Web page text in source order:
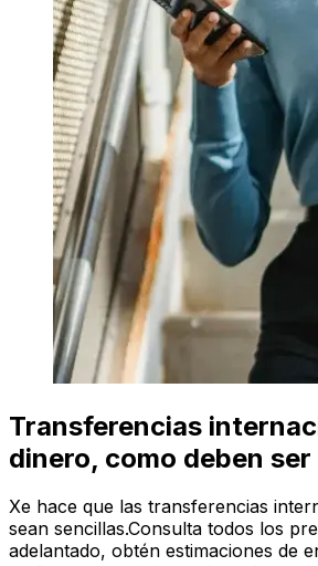
Transferencias
dinero, como deben ser
Xe hace que las transferencias
sean sencillas.Consulta todos los
adelantado, obtén estimaciones de